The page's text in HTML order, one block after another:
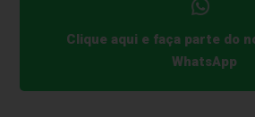
Clique aqui e faça parte do
WhatsApp